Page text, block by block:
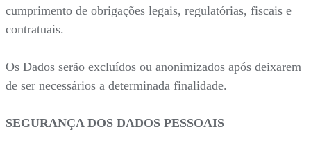
cumprimento de obrigações legais, regulatórias, fiscais e
contratuais.
Os Dados serão excluídos ou anonimizados após deixarem
de ser necessários a determinada finalidade.
SEGURANÇA DOS DADOS PESSOAIS